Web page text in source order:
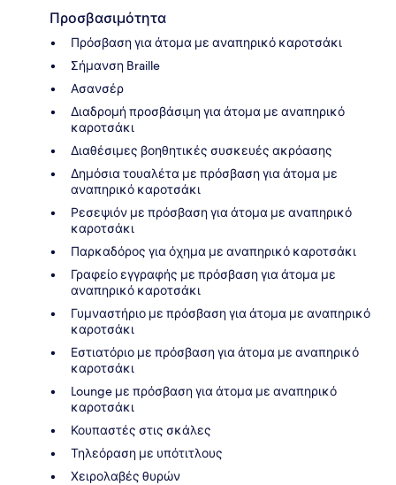
Προσβασιμότητα
Πρόσβαση για άτομα με αναπηρικό καροτσάκι
Σήμανση Braille
Ασανσέρ
Διαδρομή προσβάσιμη για άτομα με αναπηρικό
καροτσάκι
Διαθέσιμες βοηθητικές συσκευές ακρόασης
Δημόσια τουαλέτα με πρόσβαση για άτομα με
αναπηρικό καροτσάκι
Ρεσεψιόν με πρόσβαση για άτομα με αναπηρικό
καροτσάκι
Παρκαδόρος για όχημα με αναπηρικό καροτσάκι
Γραφείο εγγραφής με πρόσβαση για άτομα με
αναπηρικό καροτσάκι
Γυμναστήριο με πρόσβαση για άτομα με αναπηρικό
καροτσάκι
Εστιατόριο με πρόσβαση για άτομα με αναπηρικό
καροτσάκι
Lounge με πρόσβαση για άτομα με αναπηρικό
καροτσάκι
Κουπαστές στις σκάλες
Τηλεόραση με υπότιτλους
Χειρολαβές θυρών